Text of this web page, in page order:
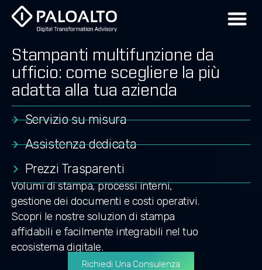
Stampanti multifunzione da
ufficio: come scegliere la più
adatta alla tua azienda
Servizio su misura
Assistenza dedicata
Prezzi Trasparenti
Volumi di stampa, processi interni,
gestione dei documenti e costi operativi.
Scopri le nostre soluzion di stampa
affidabili e facilmente integrabili nel tuo
ecosistema digitale.
Richiedi Una Consulenza